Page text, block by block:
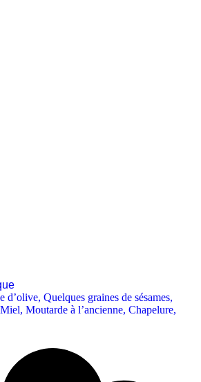
d’olive, Quelques graines de sésames,
Miel, Moutarde à l’ancienne, Chapelure,